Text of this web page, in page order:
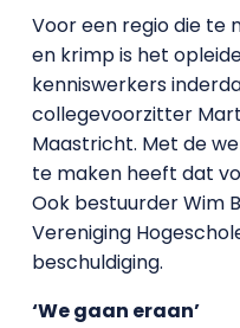
Voor een regio die te
en krimp is het
kenniswerkers
collegevoorzitter
Maastricht. Met de
te maken heeft dat
Ook bestuurder Wim
Vereniging
beschuldiging.
‘We gaan eraan’